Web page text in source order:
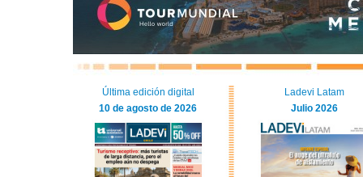
Última edición digital
10 de agosto de 2026
Ladevi Latam
Julio 2026